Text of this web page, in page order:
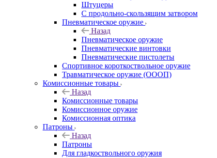
Штуцеры
С продольно-скользящим затвором
Пневматическое оружие
Назад
Пневматическое оружие
Пневматические винтовки
Пневматические пистолеты
Спортивное короткоствольное оружие
Травматическое оружие (ОООП)
Комиссионные товары
Назад
Комиссионные товары
Комиссионное оружие
Комиссионная оптика
Патроны
Назад
Патроны
Для гладкоствольного оружия